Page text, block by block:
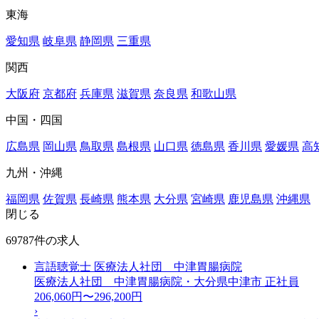
東海
愛知県 岐阜県 静岡県 三重県
関西
大阪府 京都府 兵庫県 滋賀県 奈良県 和歌山県
中国・四国
広島県 岡山県 鳥取県 島根県 山口県 徳島県 香川県 愛媛県 高
九州・沖縄
福岡県 佐賀県 長崎県 熊本県 大分県 宮崎県 鹿児島県 沖縄県
閉じる
69787件の求人
言語聴覚士 医療法人社団 中津胃腸病院
医療法人社団 中津胃腸病院・大分県中津市 正社員
206,060円〜296,200円
›